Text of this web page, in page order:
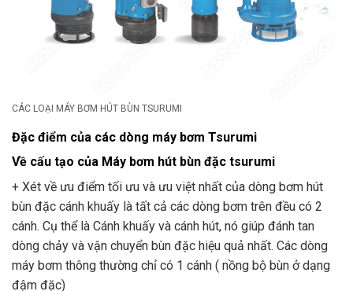
CÁC LOẠI MÁY BƠM HÚT BÙN TSURUMI
Đặc điểm của các dòng máy bơm Tsurumi
Về cấu tạo của Máy bơm hút bùn đặc tsurumi
+ Xét về ưu điểm tối ưu và ưu việt nhất của dòng bơm hút
bùn đặc cánh khuấy là tất cả các dòng bơm trên đều có 2
cánh. Cụ thể là Cánh khuấy và cánh hút, nó giúp đánh tan
dòng chảy và vận chuyển bùn đặc hiệu quả nhất. Các dòng
máy bơm thông thường chỉ có 1 cánh ( nồng bộ bùn ở dạng
đậm đặc)